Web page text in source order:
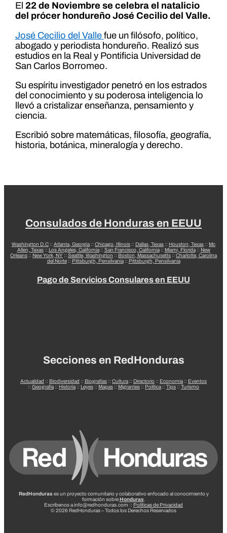
El 22 de Noviembre se celebra el natalicio
del prócer hondureño José Cecilio del Valle.
José Cecilio del Valle fue un filósofo, político,
abogado y periodista hondureño. Realizó sus
estudios en la Real y Pontificia Universidad de
San Carlos Borromeo.
Su espíritu investigador penetró en los estrados
del conocimiento y su poderosa inteligencia lo
llevó a cristalizar enseñanza, pensamiento y
ciencia.
Escribió sobre matemáticas, filosofía, geografía,
historia, botánica, mineralogía y derecho.
Consulados de Honduras en EEUU
Washington D.C :: Atlanta, Georgia :: Chicago, Illinois :: Dallas, Texas :: Houston, Texas :: Mc
Allen, Texas:: Los Angeles, California:: San Francisco, California:: Miami, Florida:: New
Orleans :: New York, NY :: Seattle, Washington :: Boston, Massachusetts :: Charlotte, Carolina
del Norte:: Pittsburgh, Pensilvania:: Pittsburgh, Pensilvania
Pago de Servicios Consulares en EEUU
Secciones en RedHonduras
Actualidad :: Biodiversidad :: Biografías :: Cultura :: Directorio :: Economía :: Eventos
:: Geografía :: Historia :: Leyes :: Mapas :: Migrantes :: Política :: Tips :: Turismo
RedHonduras es un proyecto comunitario y colaborativo enfocado al conocimiento y
formación sobreHonduras
Escríbenos a info@redhonduras.com :: Políticas de Privacidad
© 2026 RedHonduras – Todos los Derechos Reservados